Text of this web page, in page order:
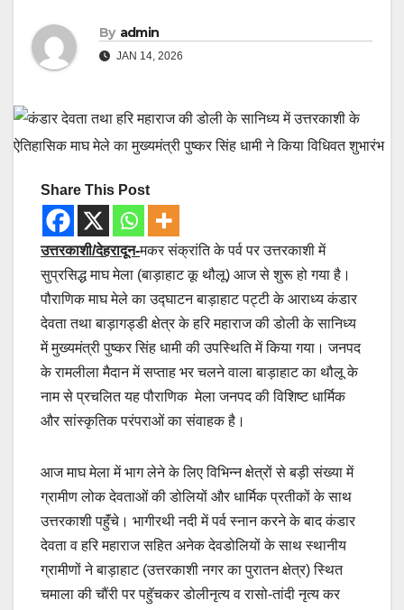
By admin
JAN 14, 2026
Share This Post
उत्तरकाशी/देहरादून-मकर संक्रांति के पर्व पर उत्तरकाशी में
सुप्रसिद्ध माघ मेला (बाड़ाहाट कू थौलू) आज से शुरू हो गया है।
पौराणिक माघ मेले का उद्घाटन बाड़ाहाट पट्टी के आराध्य कंडार
देवता तथा बाड़ागड्डी क्षेत्र के हरि महाराज की डोली के सानिध्य
में मुख्यमंत्री पुष्कर सिंह धामी की उपस्थिति में किया गया। जनपद
के रामलीला मैदान में सप्ताह भर चलने वाला बाड़ाहाट का थौलू के
नाम से प्रचलित यह पौराणिक मेला जनपद की विशिष्ट धार्मिक
और सांस्कृतिक परंपराओं का संवाहक है।
आज माघ मेला में भाग लेने के लिए विभिन्न क्षेत्रों से बड़ी संख्या में
ग्रामीण लोक देवताओं की डोलियों और धार्मिक प्रतीकों के साथ
उत्तरकाशी पहॅुंचे। भागीरथी नदी में पर्व स्नान करने के बाद कंडार
देवता व हरि महाराज सहित अनेक देवडोलियों के साथ स्थानीय
ग्रामीणों ने बाड़ाहाट (उत्तरकाशी नगर का पुरातन क्षेत्र) स्थित
चमाला की चौंरी पर पहॅुचकर डोलीनृत्य व रासो-तांदी नृत्य कर